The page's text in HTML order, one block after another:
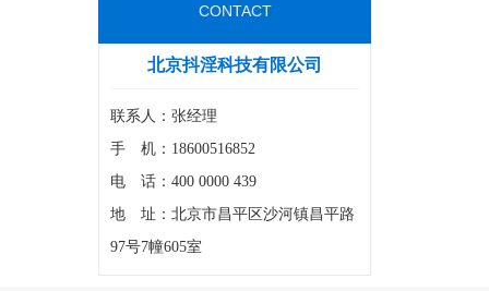
CONTACT
北京抖淫科技有限公司
联系人：张经理
手 机：18600516852
电 话：400 0000 439
地 址：北京市昌平区沙河镇昌平路
97号7幢605室